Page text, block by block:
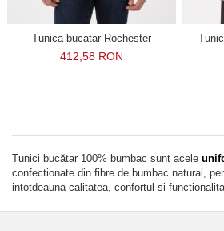
Tunica bucatar Rochester
412,58 RON
Tunici bucătar 100% bumbac sunt acele
confectionate din fibre de bumbac natural,
intotdeauna calitatea, confortul si